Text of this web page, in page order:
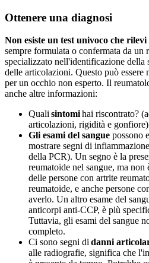
Ottenere una diagnosi
Non esiste un test univoco che
sempre formulata o confermata da un
specializzato nell'identificazione
delle articolazioni. Questo può
per un occhio non esperto. Il
anche altre informazioni:
Quali sintomihai riscontrato?
articolazioni, rigidità e
Gli esami del sangue possono
mostrare segni di
della PCR). Un segno è la
reumatoide nel sangue, ma
delle persone con artrite
reumatoide, e anche persone
averlo. Un altro esame del
anticorpi anti-CCP, è più
Tuttavia, gli esami del sangue
completo.
Ci sono segni di danni
alle radiografie, significa che